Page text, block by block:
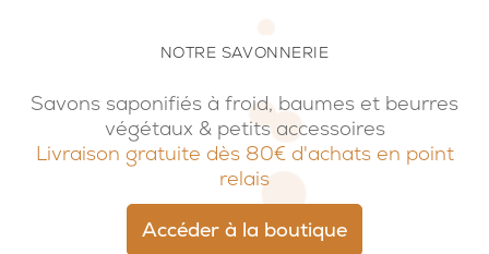
NOTRE SAVONNERIE
Savons saponifiés à froid, baumes et beurres
végétaux & petits accessoires
Livraison gratuite dès 80€ d'achats en point
relais
Accéder à la boutique